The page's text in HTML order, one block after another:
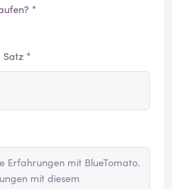
*
Satz *